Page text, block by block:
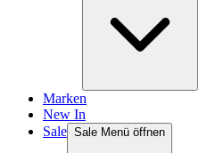
Marken
New In
Sale Sale Menü öffnen